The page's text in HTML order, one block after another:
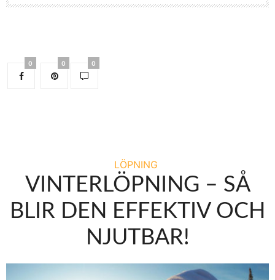
0 0 0
LÖPNING
VINTERLÖPNING – SÅ
BLIR DEN EFFEKTIV OCH
NJUTBAR!